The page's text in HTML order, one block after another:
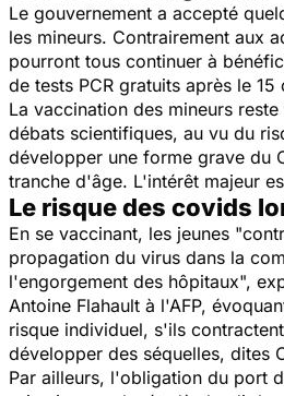
Le gouvernement a accepté
les mineurs. Contrairement aux
pourront tous continuer à
de tests PCR gratuits après le 15
La vaccination des mineurs
débats scientifiques, au vu du
développer une forme grave du
tranche d'âge. L'intérêt majeur
Le risque des covids
En se vaccinant, les jeunes
propagation du virus dans la
l'engorgement des hôpitaux",
Antoine Flahault à l'AFP,
risque individuel, s'ils
développer des séquelles, dites
Par ailleurs, l'obligation du port